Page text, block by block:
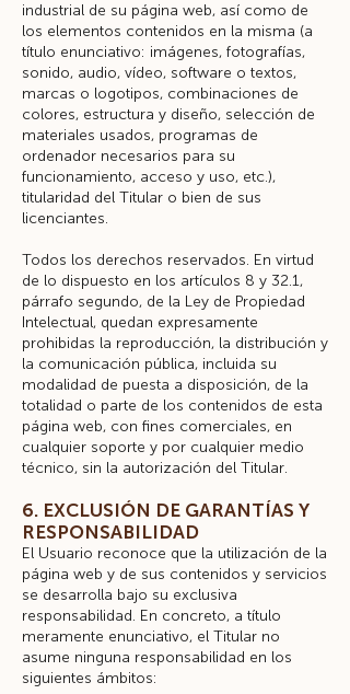
industrial de su página web, así como de
los elementos contenidos en la misma (a
título enunciativo: imágenes, fotografías,
sonido, audio, vídeo, software o textos,
marcas o logotipos, combinaciones de
colores, estructura y diseño, selección de
materiales usados, programas de
ordenador necesarios para su
funcionamiento, acceso y uso, etc.),
titularidad del Titular o bien de sus
licenciantes.
Todos los derechos reservados. En virtud
de lo dispuesto en los artículos 8 y 32.1,
párrafo segundo, de la Ley de Propiedad
Intelectual, quedan expresamente
prohibidas la reproducción, la distribución y
la comunicación pública, incluida su
modalidad de puesta a disposición, de la
totalidad o parte de los contenidos de esta
página web, con fines comerciales, en
cualquier soporte y por cualquier medio
técnico, sin la autorización del Titular.
6. EXCLUSIÓN DE GARANTÍAS Y
RESPONSABILIDAD
El Usuario reconoce que la utilización de la
página web y de sus contenidos y servicios
se desarrolla bajo su exclusiva
responsabilidad. En concreto, a título
meramente enunciativo, el Titular no
asume ninguna responsabilidad en los
siguientes ámbitos: